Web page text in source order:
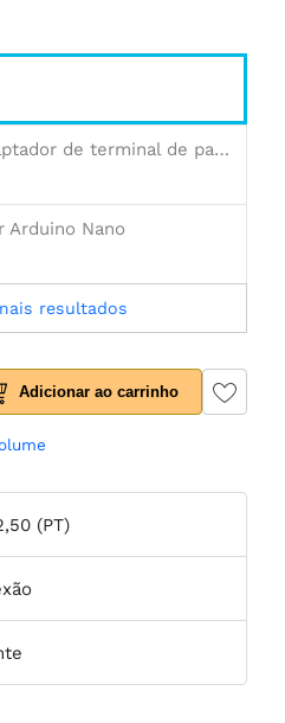
Arduino Adaptador de terminal de parafuso nano
Arduino Nano
resultados
Adicionar ao carrinho
(PT)